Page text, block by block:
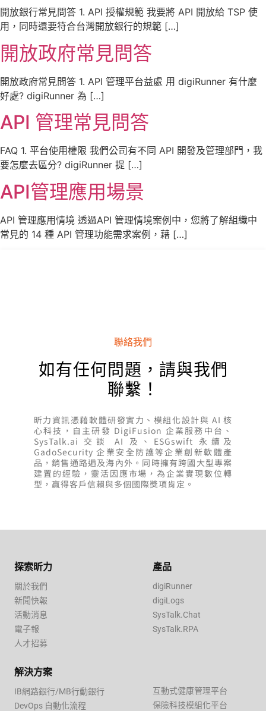
開放銀行常見問答 1. API 授權規範 我要將 API 開放給 TSP 使
用，同時還要符合台灣開放銀行的規範 […]
開放政府常見問答
開放政府常見問答 1. API 管理平台益處 用 digiRunner 有什麼
好處? digiRunner 為 […]
API 管理常見問答
FAQ 1. 平台使用權限 我們公司有不同 API 開發及管理部門，我
要怎麼去區分? digiRunner 提 […]
API管理應用場景
API 管理應用情境 透過API 管理情境案例中，您將了解組織中
常見的 14 種 API 管理功能需求案例，藉 […]
聯絡我們
如有任何問題，請與我們
聯繫！
昕力資訊憑藉軟體研發實力、模組化設計與 AI 核
心科技，自主研發 DigiFusion 企業服務中台、
SysTalk.ai 交談 AI 及、ESGswift 永續及
GadoSecurity 企業安全防護等企業創新軟體產
品，銷售通路遍及海內外。同時擁有跨國大型專案
建置的經驗，靈活因應市場，為企業實現數位轉
型，贏得客戶信賴與多個國際獎項肯定。
探索昕力
關於我們
新聞快報
活動消息
電子報
人才招募
產品
digiRunner
digiLogs
SysTalk.Chat
SysTalk.RPA
解決方案
IB網路銀行/MB行動銀行
DevOps 自動化流程
互動式健康管理平台
保險科技模組化平台